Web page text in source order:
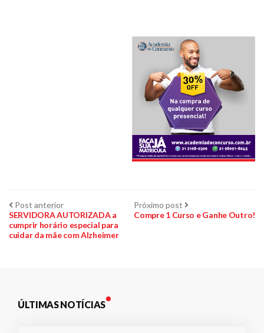
Navegação
de
Post anteriorPost
anterior:
SERVIDORA AUTORIZADA a
cumprir horário especial para
cuidar da mãe com Alzheimer
Próximo post Próximo
post:
Compre 1 Curso e Ganhe Outro!
ÚLTIMAS NOTÍCIAS
TikTok Whatsapp